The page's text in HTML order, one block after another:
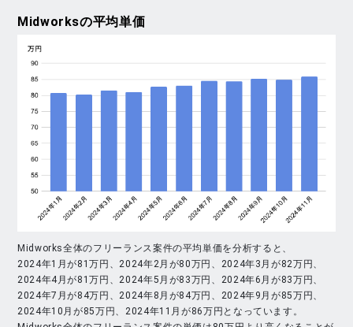
Midworksの平均単価
Midworks全体のフリーランス案件の平均単価を分析すると、
2024年1月が81万円、2024年2月が80万円、2024年3月が82万円、
2024年4月が81万円、2024年5月が83万円、2024年6月が83万円、
2024年7月が84万円、2024年8月が84万円、2024年9月が85万円、
2024年10月が85万円、2024年11月が86万円となっています。